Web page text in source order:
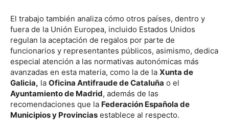
El trabajo también analiza cómo otros países, dentro y
fuera de la Unión Europea, incluido Estados Unidos
regulan la aceptación de regalos por parte de
funcionarios y representantes públicos, asimismo, dedica
especial atención a las normativas autonómicas más
avanzadas en esta materia, como la de la Xunta de
Galicia, la Oficina Antifraude de Cataluña o el
Ayuntamiento de Madrid, además de las
recomendaciones que la Federación Española de
Municipios y Provincias establece al respecto.